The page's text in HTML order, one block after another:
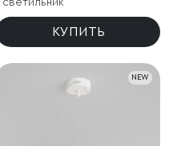
светильник
КУПИТЬ
NEW